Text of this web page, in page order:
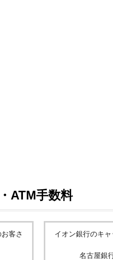
ATM手数料
客さ
イオン銀行のキ
名古屋銀